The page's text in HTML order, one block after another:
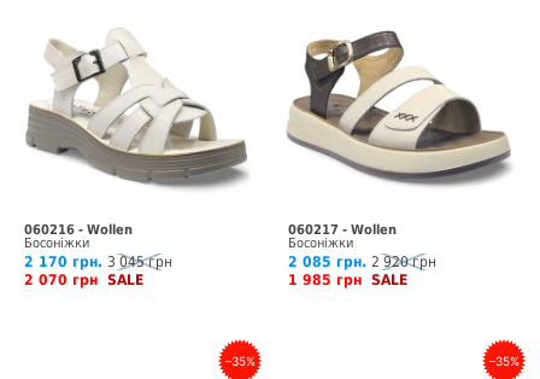
060216 - Wollen
Босоніжки
2 170 грн. 3 045 грн
2 070 грн SALE
060217 - Wollen
Босоніжки
2 085 грн. 2 920 грн
1 985 грн SALE
–35% –35%